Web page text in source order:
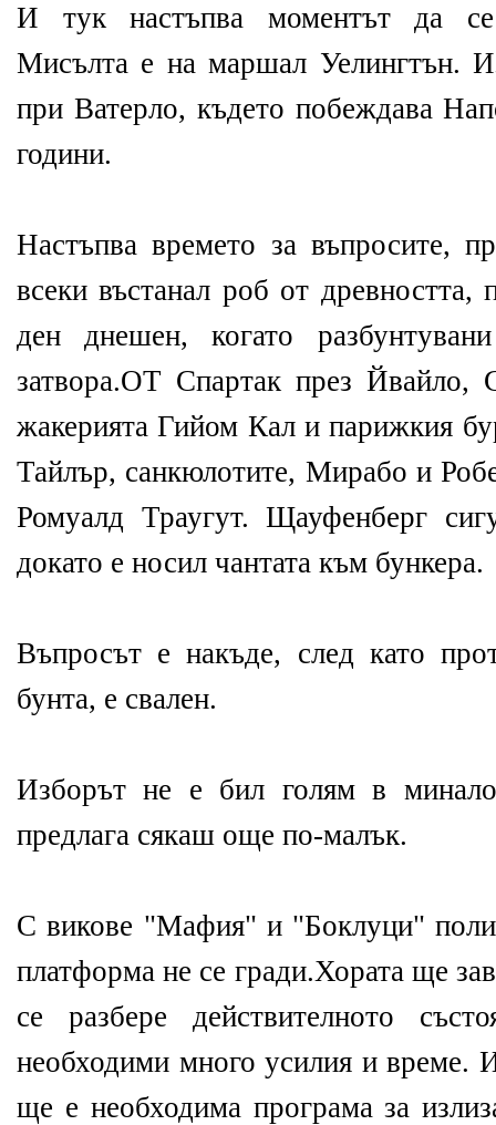
И тук настъпва моментът да се
Мисълта е на маршал Уелингтън.
при Ватерло, където побеждава
години.
Настъпва времето за въпросите,
всеки въстанал роб от древността,
ден днешен, когато
затвора.ОТ Спартак през Йвайло,
жакерията Гийом Кал и парижкия
Тайлър, санкюлотите, Мирабо и
Ромуалд Траугут. Щауфенберг
докато е носил чантата към бункера.
Въпросът е накъде, след като
бунта, е свален.
Изборът не е бил голям в
предлага сякаш още по-малък.
С викове "Мафия" и "Боклуци"
платформа не се гради.Хората ще
се разбере действителното
необходими много усилия и време.
ще е необходима програма за